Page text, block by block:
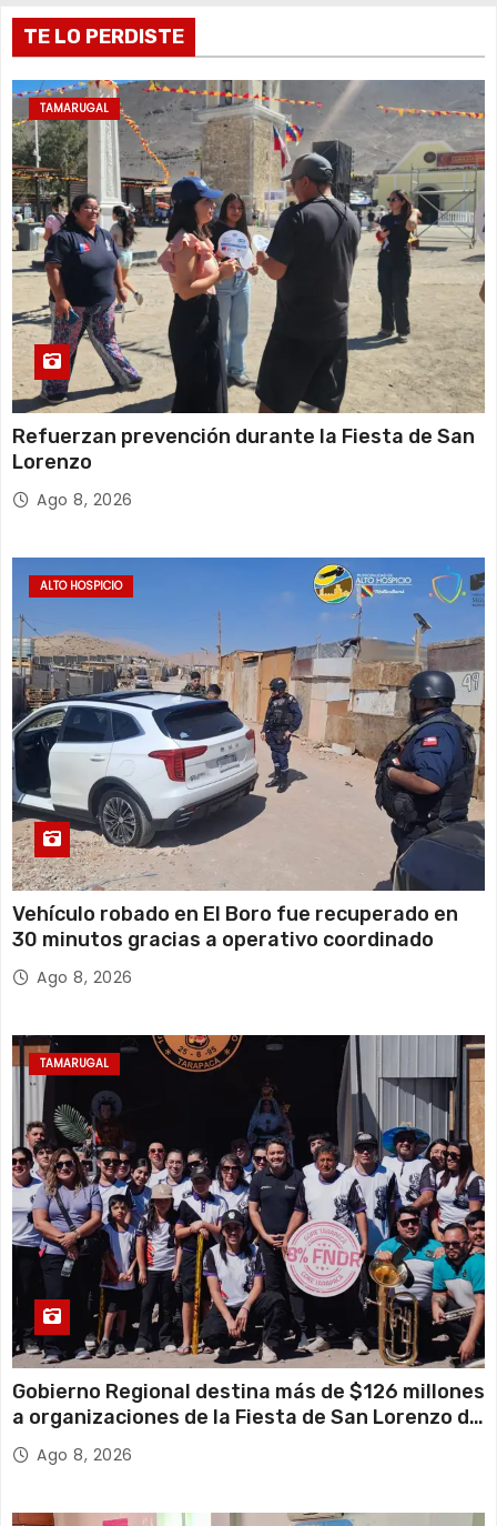
a
d
a
s
TE LO PERDISTE
TAMARUGAL
Refuerzan prevención durante la Fiesta de San
Lorenzo
Ago 8, 2026
ALTO HOSPICIO
Vehículo robado en El Boro fue recuperado en
30 minutos gracias a operativo coordinado
Ago 8, 2026
TAMARUGAL
Gobierno Regional destina más de $126 millones
a organizaciones de la Fiesta de San Lorenzo de
Tarapacá
Ago 8, 2026